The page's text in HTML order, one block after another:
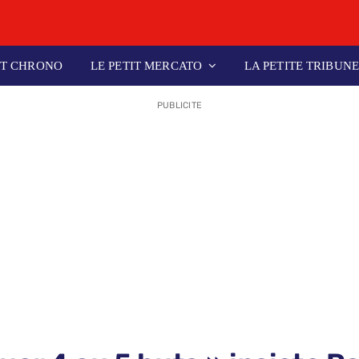
CHRONO LE PETIT MERCATO LA PETITE TRIBUNE
PUBLICITE